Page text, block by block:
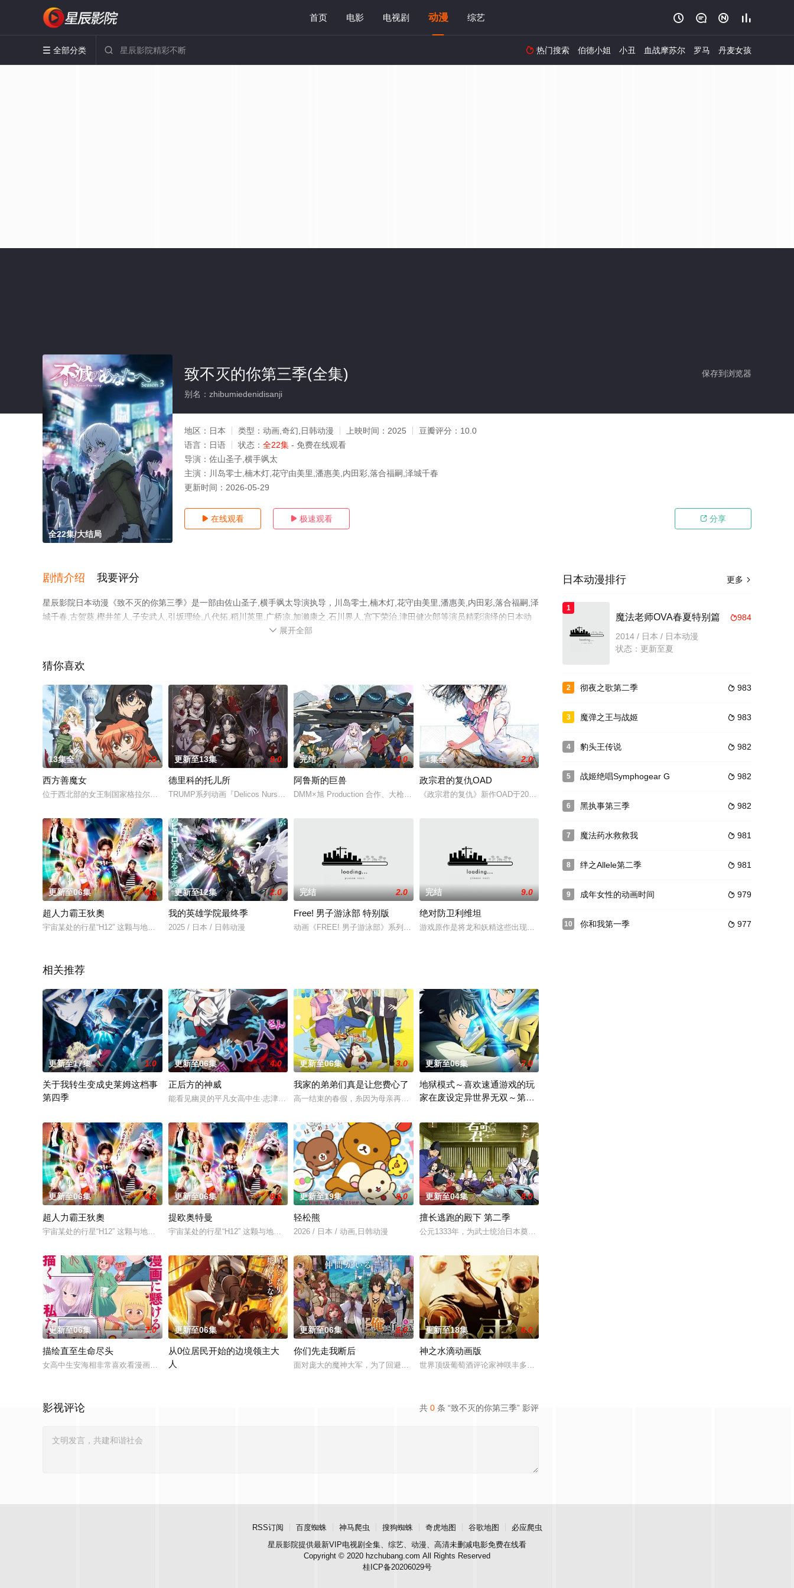
首页 电影 电视剧 动漫 综艺    
 全部分类   热门搜索 伯德小姐 小丑 血战摩苏尔 罗马 丹麦女孩
全22集/大结局
保存到浏览器
致不灭的你第三季(全集)
别名：zhibumiedenidisanji
地区： 日本 类型： 动画,奇幻,日韩动漫 上映时间： 2025 豆瓣评分： 10.0
语言： 日语 状态： 全22集 - 免费在线观看
导演： 佐山圣子,横手飒太
主演： 川岛零士,楠木灯,花守由美里,潘惠美,内田彩,落合福嗣,泽城千春
更新时间： 2026-05-29
 在线观看  极速观看  分享
剧情介绍 我要评分
星辰影院日本动漫《致不灭的你第三季》是一部由佐山圣子,横手飒太导演执导，川岛零士,楠木灯,花守由美里,潘惠美,内田彩,落合福嗣,泽
城千春,古贺葵,樫井笙人,子安武人,引坂理绘,八代拓,稻川英里,广桥凉,加濑康之,石川界人,宫下荣治,津田健次郎等演员精彩演绎的日本动
漫，大结局剧情已揭晓（全22集），手机免费观看高清无删减完整版动漫全集就上星辰电影网，更多相关信息可移步至豆瓣动漫、电视
 展开全部
猜你喜欢
13集全 1.0
西方善魔女
位于西北部的女王制国家格拉尔，被称为星仙女王的历代女王誓言非战，绝对不动用武力，以和平谈判解决纷争，国家因此得以繁荣。于是西方诸国皆称她们为西
更新至13集 9.0
德里科的托儿所
TRUMP系列动画『Delicos Nursery』制作決定！原作?シリーズ構成?脚本 #末満健一監督 #錦織博キャラクター原案 #荒野キャラ
完结 4.0
阿鲁斯的巨兽
DMM×旭 Production 合作、大枪苇人担任角色原案的原创动画《アルスの巨獣》（暂译：阿鲁斯的巨兽）宣布 2023 年 1 月开播
1集全 2.0
政宗君的复仇OAD
《政宗君的复仇》新作OAD于2018年7月27日随漫画精装版发售
更新至06集 4.0
超人力霸王狄奧
宇宙某处的行星“H12” 这颗与地球极其相似的星球，某日遭到了来自外星的宇宙怪兽袭击 在星球崩毁、走向灭亡之际，一名外星人独自逃往了地球 他的
更新至12集 2.0
我的英雄学院最终季
2025 / 日本 / 日韩动漫
完结 2.0
Free! 男子游泳部 特别版
动画《FREE! 男子游泳部》系列透过少年们对游泳的热爱，进而传递队友们之间如何相互磨合、激励，并共同追求梦想，是一部充满热血气息与正
完结 9.0
绝对防卫利维坦
游戏原作是将龙和妖精这些出现在幻想世界中的生物进行拟人化的卡片RPG,而拟人化后的形象基本都是美少
相关推荐
更新至17集 1.0
关于我转生变成史莱姆这档事
第四季
更新至06集 4.0
正后方的神威
能看见幽灵的平凡女高中生·志津香，利用容易吸引幽灵的特殊体质，从旁协助知名灵能力者·神威除灵。 拥有压倒性灵力的神威，除灵方式却是前所未见的—
更新至06集 3.0
我家的弟弟们真是让您费心了
高一结束的春假，糸因为母亲再婚而搬家。但让她没想到的是，竟多了四个弟弟，令她大为震惊！虽然她全力想与新家人打好关系，但长男·源的态
更新至06集 7.0
地狱模式～喜欢速通游戏的玩
家在废设定异世界无双～第二
更新至06集 4.0
超人力霸王狄奧
宇宙某处的行星“H12” 这颗与地球极其相似的星球，某日遭到了来自外星的宇宙怪兽袭击 在星球崩毁、走向灭亡之际，一名外星人独自逃往了地球 他的
更新至06集 8.0
提欧奥特曼
宇宙某处的行星“H12” 这颗与地球极其相似的星球，某日遭到了来自外星的宇宙怪兽袭击 在星球崩毁、走向灭亡之际，一名外星人独自逃往了地球 他的
更新至19集 9.0
轻松熊
2026 / 日本 / 动画,日韩动漫
更新至04集 8.0
擅长逃跑的殿下 第二季
公元1333年，为武士统治日本奠定基石的镰仓幕府，因其所信任的幕臣——足利尊氏的谋反而宣告灭亡。 失
更新至06集 7.0
描绘直至生命尽头
女高中生安海相非常喜欢看漫画，尤其是 ☆野0 的《机器太与狸太》。国文老师手岛斥责她是浪费生命、声称漫画都是虚构，在没收漫画后，手岛指出漫画产
更新至06集 6.0
从0位居民开始的边境领主大
人
更新至06集 6.0
你们先走我断后
面对庞大的魔神大军，为了回避全灭危机，勒库对伙伴们说出「这边交给我，你们先走吧！」， 一个人殿后对抗敌人大军，就在他终于消灭敌人回
更新至18集 6.0
神之水滴动画版
世界顶级葡萄酒评论家神咲丰多香去世以后，留下了价值20亿日圆的丰厚遗产和一封遗书。在遗书中他宣布，
共 0 条 “致不灭的你第三季” 影评
影视评论
更多 
日本动漫排行
1
984
魔法老师OVA春夏特别篇
2014 / 日本 / 日本动漫
状态：更新至夏
2  983
彻夜之歌第二季
3  983
魔弹之王与战姬
4  982
豹头王传说
5  982
战姬绝唱Symphogear G
6  982
黑执事第三季
7  981
魔法药水救救我
8  981
绊之Allele第二季
9  979
成年女性的动画时间
10  977
你和我第一季
RSS订阅 百度蜘蛛 神马爬虫 搜狗蜘蛛 奇虎地图 谷歌地图
必应爬虫
星辰影院提供最新VIP电视剧全集、综艺、动漫、高清未删减电影免费在线看
Copyright © 2020 hzchubang.com All Rights Reserved
桂ICP备20206029号